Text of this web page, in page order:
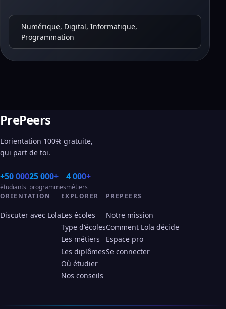
Numérique, Digital, Informatique,
Programmation
PrePeers
L'orientation 100% gratuite,
qui part de toi.
+50 000
étudiants
25 000+
programmes
4 000+
métiers
ORIENTATION
Discuter avec Lola
EXPLORER
Les écoles
Type d'écoles
Les métiers
Les diplômes
Où étudier
Nos conseils
PREPEERS
Notre mission
Comment Lola décide
Espace pro
Se connecter